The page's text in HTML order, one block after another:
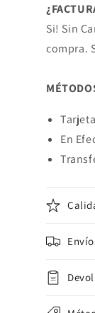
Si! Sin
compra.
En